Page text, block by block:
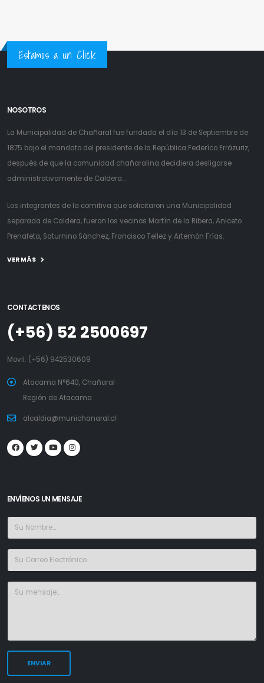
Estamos a un Click
NOSOTROS
La Municipalidad de Chañaral fue fundada el día 13 de Septiembre de
1875 bajo el mandato del presidente de la República Federíco Errázuriz,
después de que la comunidad chañaralina decidiera desligarse
administrativamente de Caldera...
Los integrantes de la comitiva que solicitaron una Municipalidad
separada de Caldera, fueron los vecinos Martín de la Ribera, Aniceto
Prenafeta, Saturnino Sánchez, Francisco Tellez y Artemón Frías.
VER MÁS
CONTACTENOS
(+56) 52 2500697
Movil: (+56) 942530609
Atacama N°640, Chañaral
Región de Atacama
alcaldia@munichanaral.cl
ENVÍENOS UN MENSAJE